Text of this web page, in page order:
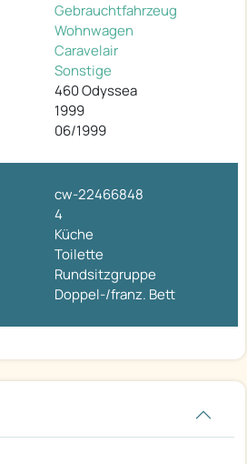
Gebrauchtfahrzeug
Wohnwagen
Caravelair
Sonstige
460 Odyssea
1999
06/1999
cw-22466848
4
Küche
Toilette
Rundsitzgruppe
Doppel-/franz. Bett